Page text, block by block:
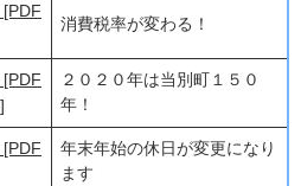
[PDF
消費税率が変わる！
[PDF
２０２０年は当別町１５０
年！
[PDF
年末年始の休日が変更になり
ます